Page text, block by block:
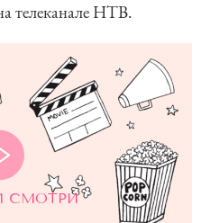
телеканале НТВ.
СМОТРИ